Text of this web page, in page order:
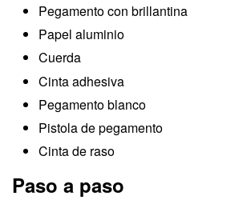
Pegamento con brillantina
Papel aluminio
Cuerda
Cinta adhesiva
Pegamento blanco
Pistola de pegamento
Cinta de raso
Paso a paso